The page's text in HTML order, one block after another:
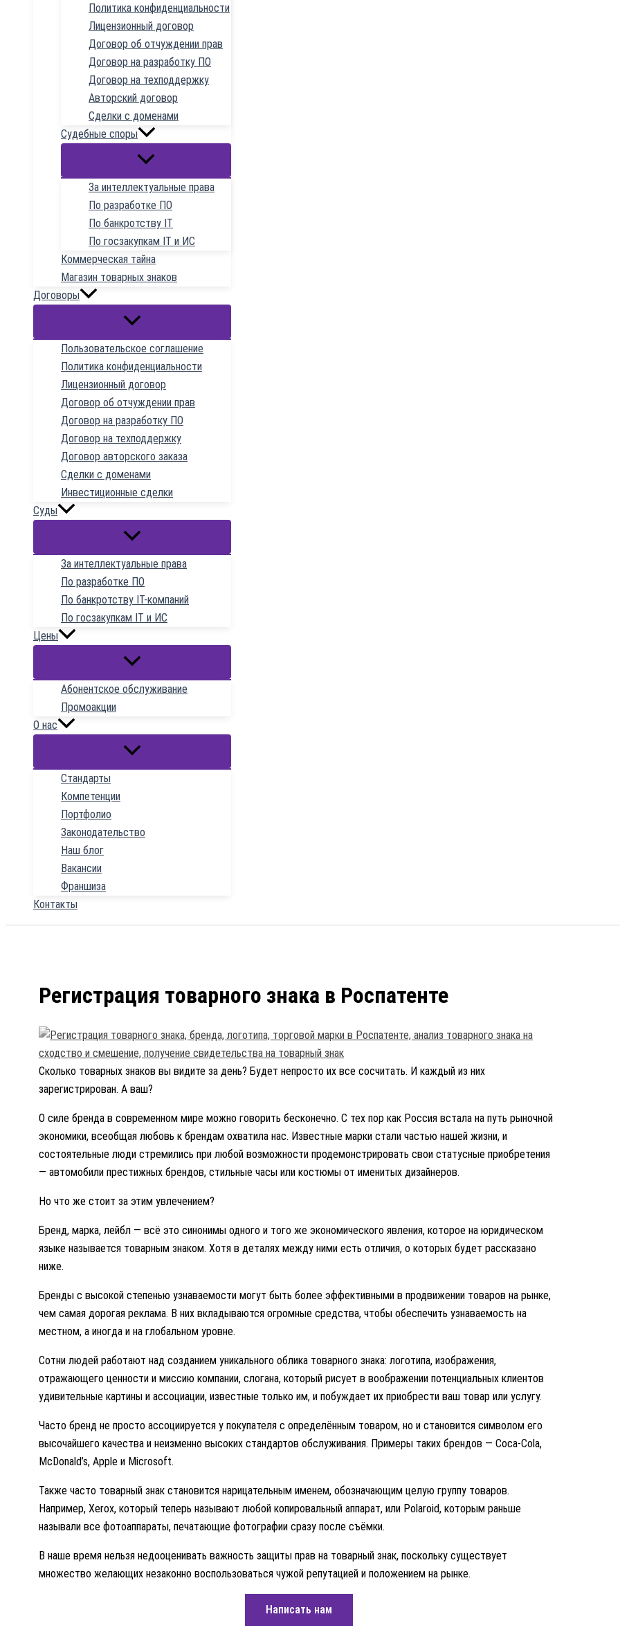
Политика конфиденциальности
Лицензионный договор
Договор об отчуждении прав
Договор на разработку ПО
Договор на техподдержку
Авторский договор
Сделки с доменами
Судебные споры
За интеллектуальные права
По разработке ПО
По банкротству IT
По госзакупкам IT и ИС
Коммерческая тайна
Магазин товарных знаков
Договоры
Пользовательское соглашение
Политика конфиденциальности
Лицензионный договор
Договор об отчуждении прав
Договор на разработку ПО
Договор на техподдержку
Договор авторского заказа
Сделки с доменами
Инвестиционные сделки
Суды
За интеллектуальные права
По разработке ПО
По банкротству IT-компаний
По госзакупкам IT и ИС
Цены
Абонентское обслуживание
Промоакции
О нас
Стандарты
Компетенции
Портфолио
Законодательство
Наш блог
Вакансии
Франшиза
Контакты
Регистрация товарного знака в Роспатенте
Сколько товарных знаков вы видите за день? Будет непросто их все сосчитать. И каждый из них
зарегистрирован. А ваш?
О силе бренда в современном мире можно говорить бесконечно. С тех пор как Россия встала на путь рыночной
экономики, всеобщая любовь к брендам охватила нас. Известные марки стали частью нашей жизни, и
состоятельные люди стремились при любой возможности продемонстрировать свои статусные приобретения
— автомобили престижных брендов, стильные часы или костюмы от именитых дизайнеров.
Но что же стоит за этим увлечением?
Бренд, марка, лейбл — всё это синонимы одного и того же экономического явления, которое на юридическом
языке называется товарным знаком. Хотя в деталях между ними есть отличия, о которых будет рассказано
ниже.
Бренды с высокой степенью узнаваемости могут быть более эффективными в продвижении товаров на рынке,
чем самая дорогая реклама. В них вкладываются огромные средства, чтобы обеспечить узнаваемость на
местном, а иногда и на глобальном уровне.
Сотни людей работают над созданием уникального облика товарного знака: логотипа, изображения,
отражающего ценности и миссию компании, слогана, который рисует в воображении потенциальных клиентов
удивительные картины и ассоциации, известные только им, и побуждает их приобрести ваш товар или услугу.
Часто бренд не просто ассоциируется у покупателя с определённым товаром, но и становится символом его
высочайшего качества и неизменно высоких стандартов обслуживания. Примеры таких брендов — Coca-Cola,
McDonald’s, Apple и Microsoft.
Также часто товарный знак становится нарицательным именем, обозначающим целую группу товаров.
Например, Xerox, который теперь называют любой копировальный аппарат, или Polaroid, которым раньше
называли все фотоаппараты, печатающие фотографии сразу после съёмки.
В наше время нельзя недооценивать важность защиты прав на товарный знак, поскольку существует
множество желающих незаконно воспользоваться чужой репутацией и положением на рынке.
Написать нам